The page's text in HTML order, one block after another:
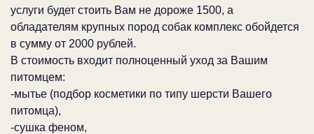
услуги будет стоить Вам не дороже 1500, а
обладателям крупных пород собак комплекс обойдется
в сумму от 2000 рублей.
В стоимость входит полноценный уход за Вашим
питомцем:
-мытье (подбор косметики по типу шерсти Вашего
питомца),
-сушка феном,